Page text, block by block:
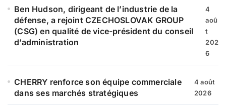
e Ben Hudson, dirigeant de l’industrie de la
défense, a rejoint CZECHOSLOVAK GROUP
(CSG) en qualité de vice-président du conseil
d’administration
4
aoû
t
202
6
CHERRY renforce son équipe commerciale
dans ses marchés stratégiques
4 août
2026